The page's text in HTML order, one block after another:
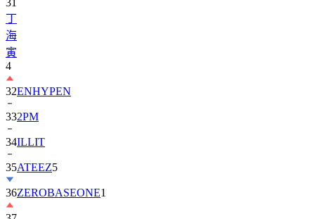
海
寅
4
32
332PM
34ILLIT
35ATEEZ
36ZEROBASEONE
37
金